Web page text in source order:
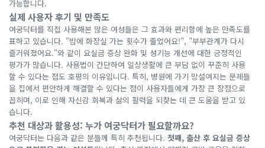
가능합니다.
실제 사용자 후기 및 만족도
여궁닥터를 직접 사용해본 많은 여성들은 그 효과와 편리함에 높은 만족도를
표하고 있습니다. "밤에 화장실 가는 횟수가 줄었어요!", "부부관계가 다시
즐거워졌어요."와 같이 요실금 증상 완화 및 성기능 개선에 대한 긍정적인
평가가 많습니다. 사용법이 간단하여 일상생활에 큰 부담 없이 꾸준히 사용
할 수 있다는 점도 호평의 이유입니다. 특히, 병원에 가기 망설여지는 문제들
을 집에서 편안하게 해결할 수 있다는 점이 사용자들에게 가장 큰 장점으로
꼽히며, 이로 인해 자신감 회복과 삶의 활력을 되찾는 데 큰 도움을 받고 있
습니다.
추천 대상과 활용성: 누가 여궁닥터가 필요할까요?
여궁닥터는 다음과 같은 분들께 특히 추천됩니다. 첫째, 출산 후 요실금 증상